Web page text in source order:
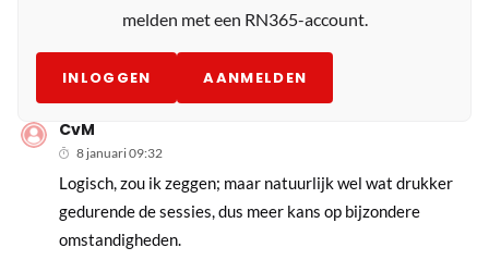
melden met een RN365-account.
INLOGGEN AANMELDEN
CvM
8 januari 09:32
Logisch, zou ik zeggen; maar natuurlijk wel wat drukker
gedurende de sessies, dus meer kans op bijzondere
omstandigheden.